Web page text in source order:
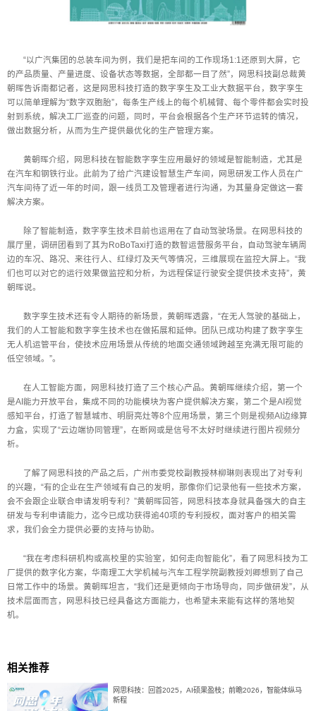
“以广汽集团的总装车间为例，我们是把车间的工作现场1:1还原到大屏，它
的产品质量、产量进度、设备状态等数据，全部都一目了然”，网思科技副总裁黄
朝晖告诉南都记者，这是网思科技打造的数字孪生及工业大数据平台，数字孪生
可以简单理解为“数字双胞胎”，每条生产线上的每个机械臂、每个零件都会实时投
射到系统，解决工厂巡查的问题，同时，平台会根据各个生产环节运转的情况，
做出数据分析，从而为生产提供最优化的生产管理方案。
黄朝晖介绍，网思科技在智能数字孪生应用最好的领域是智能制造，尤其是
在汽车和钢铁行业。此前为了给广汽建设智慧生产车间，网思研发工作人员在广
汽车间待了近一年的时间，跟一线员工及管理者进行沟通，为其量身定做这一套
解决方案。
除了智能制造，数字孪生技术目前也运用在了自动驾驶场景。在网思科技的
展厅里，调研团看到了其为RoBoTaxi打造的数智运营服务平台，自动驾驶车辆周
边的车况、路况、来往行人、红绿灯及天气等情况，三维展现在监控大屏上。“我
们也可以对它的运行效果做监控和分析，为远程保证行驶安全提供技术支持”，黄
朝晖说。
数字孪生技术还有令人期待的新场景，黄朝晖透露，“在无人驾驶的基础上，
我们的人工智能和数字孪生技术也在做拓展和延伸。团队已成功构建了数字孪生
无人机运管平台，使技术应用场景从传统的地面交通领域跨越至充满无限可能的
低空领域。”。
在人工智能方面，网思科技打造了三个核心产品。黄朝晖继续介绍，第一个
是AI能力开放平台，集成不同的功能模块为客户提供解决方案，第二个是AI视觉
感知平台，打造了智慧城市、明厨亮灶等8个应用场景，第三个则是视频AI边缘算
力盒，实现了“云边端协同管理”，在断网或是信号不太好时继续进行图片视频分
析。
了解了网思科技的产品之后，广州市委党校副教授林柳琳则表现出了对专利
的兴趣，“有的企业在生产领域有自己的发明，那像你们记录他有一些技术方案，
会不会跟企业联合申请发明专利？”黄朝晖回答，网思科技本身就具备强大的自主
研发与专利申请能力，迄今已成功获得逾40项的专利授权，面对客户的相关需
求，我们会全力提供必要的支持与协助。
“我在考虑科研机构或高校里的实验室，如何走向智能化”，看了网思科技为工
厂提供的数字化方案，华南理工大学机械与汽车工程学院副教授刘卿想到了自己
日常工作中的场景。黄朝晖坦言，“我们还是更倾向于市场导向，同步做研发”，从
技术层面而言，网思科技已经具备这方面能力，也希望未来能有这样的落地契
机。
相关推荐
网思科技：回首2025，AI硕果盈枝；前瞻2026，智能体纵马
新程